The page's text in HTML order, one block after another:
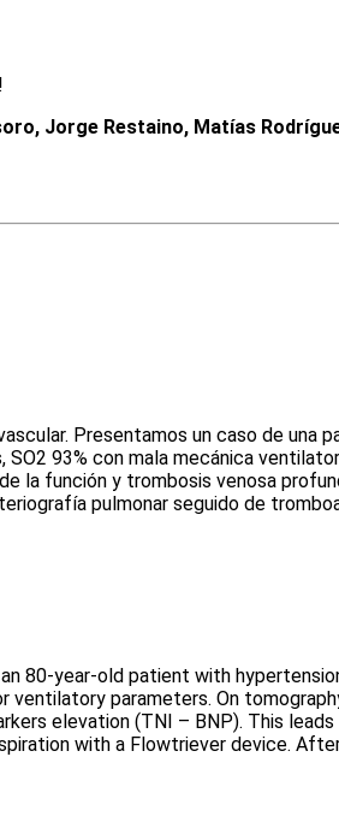
Jorge Restaino, Matías
Presentamos un caso de una
93% con mala mecánica
la función y trombosis venosa
pulmonar seguido de
80-year-old patient with
ventilatory parameters. On
elevation (TNI – BNP). This
with a Flowtriever device.